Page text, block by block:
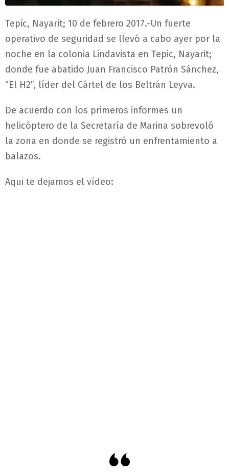
Tepic, Nayarit; 10 de febrero 2017.-Un fuerte
operativo de seguridad se llevó a cabo ayer por la
noche en la colonia Lindavista en Tepic, Nayarit;
donde fue abatido Juan Francisco Patrón Sánchez,
“El H2”, líder del Cártel de los Beltrán Leyva.
De acuerdo con los primeros informes un
helicóptero de la Secretaría de Marina sobrevoló
la zona en donde se registró un enfrentamiento a
balazos.
Aqui te dejamos el vídeo: